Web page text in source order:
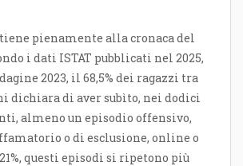
pienamente alla cronaca del
i dati ISTAT pubblicati nel 2025,
2023, il 68,5% dei ragazzi tra
dichiara di aver subìto, nei dodici
almeno un episodio offensivo,
o di esclusione, online o
questi episodi si ripetono più